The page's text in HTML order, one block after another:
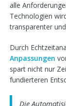
alle
Technologien
transparenter
Durch
Anpassungen
spart nicht nur
fundierteren
Die